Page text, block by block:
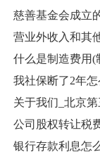
慈善基金会成立
营业外收入和其
什么是制造费用(
我社保断了2年
关于我们_北京
公司股权转让税
银行存款利息怎